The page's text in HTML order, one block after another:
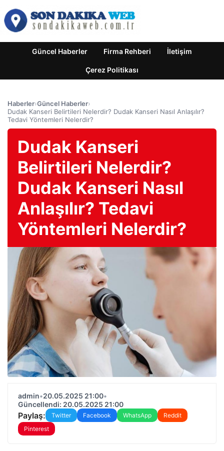
Güncel Haberler Firma Rehberi İletişim
Çerez Politikası
Haberler›Güncel Haberler›
Dudak Kanseri Belirtileri Nelerdir? Dudak Kanseri Nasıl Anlaşılır?
Tedavi Yöntemleri Nelerdir?
Dudak Kanseri
Belirtileri Nelerdir?
Dudak Kanseri Nasıl
Anlaşılır? Tedavi
Yöntemleri Nelerdir?
admin•20.05.2025 21:00•
Güncellendi: 20.05.2025 21:00
Paylaş: Twitter Facebook WhatsApp
Reddit
Pinterest